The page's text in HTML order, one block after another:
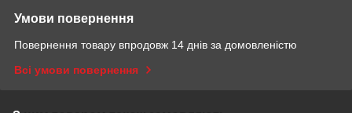
Умови повернення
Повернення товару впродовж 14 днів за домовленістю
Всі умови повернення